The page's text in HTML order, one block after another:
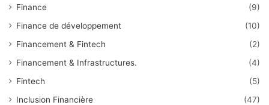
Finance
(9)
Finance de développement
(10)
Financement & Fintech
(2)
Financement & Infrastructures.
(4)
Fintech
(5)
Inclusion Financière
(47)